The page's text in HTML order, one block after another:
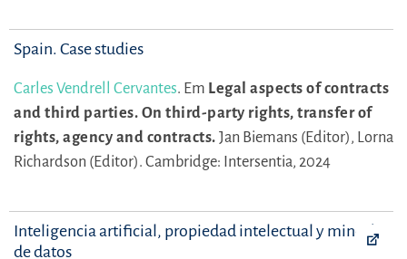
Spain. Case studies
Carles Vendrell Cervantes. Em Legal aspects of contracts
and third parties. On third-party rights, transfer of
rights, agency and contracts. Jan Biemans (Editor), Lorna
Richardson (Editor). Cambridge: Intersentia, 2024
Inteligencia artificial, propiedad intelectual y minería
de datos